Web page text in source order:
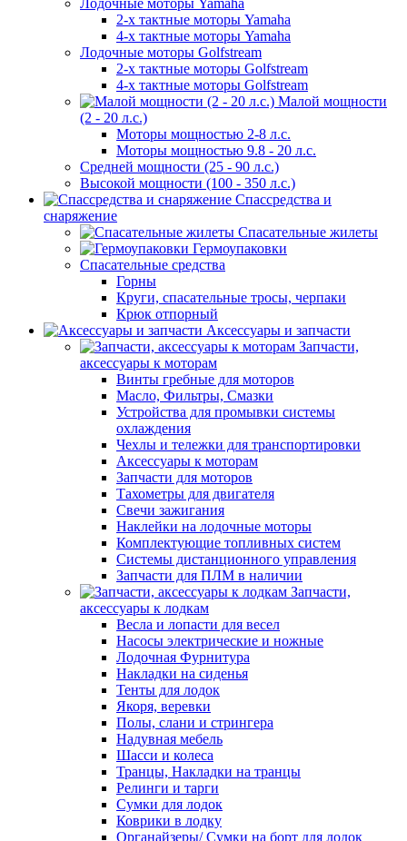
Лодочные моторы Yamaha
2-х тактные моторы Yamaha
4-х тактные моторы Yamaha
Лодочные моторы Golfstream
2-х тактные моторы Golfstream
4-х тактные моторы Golfstream
Малой мощности
(2 - 20 л.с.)
Моторы мощностью 2-8 л.с.
Моторы мощностью 9.8 - 20 л.с.
Средней мощности (25 - 90 л.с.)
Высокой мощности (100 - 350 л.с.)
Спассредства и
снаряжение
Спасательные жилеты
Гермоупаковки
Спасательные средства
Горны
Круги, спасательные тросы, черпаки
Крюк отпорный
Аксессуары и запчасти
Запчасти,
аксессуары к моторам
Винты гребные для моторов
Масло, Фильтры, Смазки
Устройства для промывки системы
охлаждения
Чехлы и тележки для транспортировки
Аксессуары к моторам
Запчасти для моторов
Тахометры для двигателя
Свечи зажигания
Наклейки на лодочные моторы
Комплектующие топливных систем
Системы дистанционного управления
Запчасти для ПЛМ в наличии
Запчасти,
аксессуары к лодкам
Весла и лопасти для весел
Насосы электрические и ножные
Лодочная Фурнитура
Накладки на сиденья
Тенты для лодок
Якоря, веревки
Полы, слани и стрингера
Надувная мебель
Шасси и колеса
Транцы, Накладки на транцы
Релинги и тарги
Сумки для лодок
Коврики в лодку
Органайзеры/ Сумки на борт для лодок